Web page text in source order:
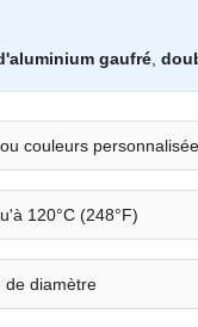
gaufré
couleurs
120°C (248°F)
de diamètre